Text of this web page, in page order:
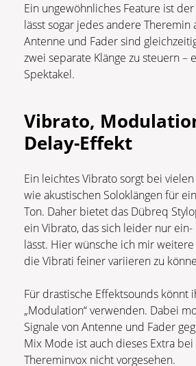
Ein ungewöhnliches Feature ist
lässt sogar jedes andere Theremin
Antenne und Fader sind
zwei separate Klänge zu steuern –
Spektakel.
Vibrato,
Delay-Effekt
Ein leichtes Vibrato sorgt bei
wie akustischen Soloklängen für
Ton. Daher bietet das Dübreq
ein Vibrato, das sich leider nur
lässt. Hier wünsche ich mir
die Vibrati feiner variieren zu
Für drastische Effektsounds könnt
„Modulation“ verwenden. Dabei
Signale von Antenne und Fader
Mix Mode ist auch dieses Extra
Thereminvox nicht vorgesehen.